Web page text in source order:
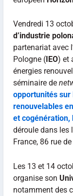
Vendredi 13
d’industrie
partenariat avec
Pologne (IEO) et
énergies
séminaire de
opportunités sur
renouvelables
et cogénération,
déroule dans les
France, 86 rue
Les 13 et 14
organise son
notamment des